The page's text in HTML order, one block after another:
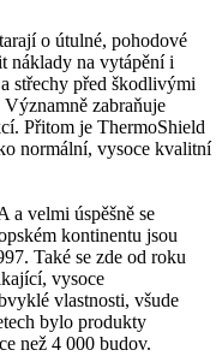
o útulné, pohodové
náklady na vytápění i
střechy před škodlivými
zabraňuje
Přitom je ThermoShield
normální, vysoce kvalitní
a velmi úspěšně se
kontinentu jsou
Také se zde od roku
vysoce
vlastnosti, všude
bylo produkty
než 4 000 budov.